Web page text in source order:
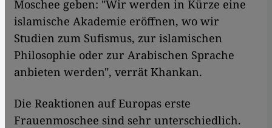
Moschee geben: "Wir werden in Kürze eine
islamische Akademie eröffnen, wo wir
Studien zum Sufismus, zur islamischen
Philosophie oder zur Arabischen Sprache
anbieten werden", verrät Khankan.
Die Reaktionen auf Europas erste
Frauenmoschee sind sehr unterschiedlich.